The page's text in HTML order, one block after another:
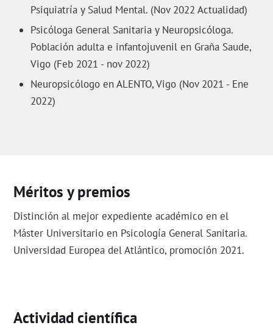
Psiquiatría y Salud Mental. (Nov 2022 Actualidad)
Psicóloga General Sanitaria y Neuropsicóloga.
Población adulta e infantojuvenil en Graña Saude,
Vigo (Feb 2021 - nov 2022)
Neuropsicólogo en ALENTO, Vigo (Nov 2021 - Ene
2022)
Méritos y premios
Distinción al mejor expediente académico en el
Máster Universitario en Psicología General Sanitaria.
Universidad Europea del Atlántico, promoción 2021.
Actividad científica